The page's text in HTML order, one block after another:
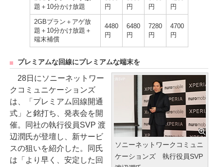
題＋10分かけ放題
円
円
円
円
2GBプラン＋アゲ放
題＋10分かけ放題＋
端末補償
4480
円
6480
円
7280
円
4700
円
プレミアムな回線にプレミアムな端末を
ソニーネットワークコミュニ
ケーションズ 執行役員SVP
28日にソニーネットワー
クコミュニケーションズ
は、「プレミアム回線開通
式」と銘打ち、発表会を開
催。同社の執行役員SVP 渡
辺潤氏が登壇し、新サービ
スの狙いを紹介した。同氏
は「より早く、安定した回